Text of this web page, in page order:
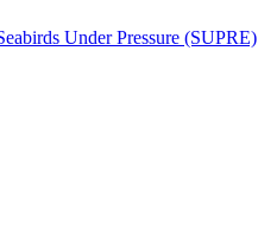
Under Pressure (SUPRE)